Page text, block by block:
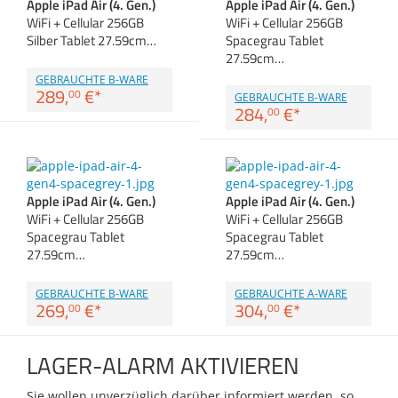
Zubehör
Anmelden | Registrieren
Merkzettel
Apple iPad Air (4. Gen.)
WiFi + Cellular 256GB
Silber Tablet 27.59cm…
GEBRAUCHTE B-WARE
289,00 €*
Apple iPad Air (4. Gen.)
WiFi + Cellular 256GB
Spacegrau Tablet
27.59cm…
GEBRAUCHTE B-WARE
284,00 €*
Apple iPad Air (4. Gen.)
WiFi + Cellular 256GB
Spacegrau Tablet
27.59cm…
GEBRAUCHTE B-WARE
269,00 €*
Apple iPad Air (4. Gen.)
WiFi + Cellular 256GB
Spacegrau Tablet
27.59cm…
GEBRAUCHTE A-WARE
304,00 €*
LAGER-ALARM AKTIVIEREN